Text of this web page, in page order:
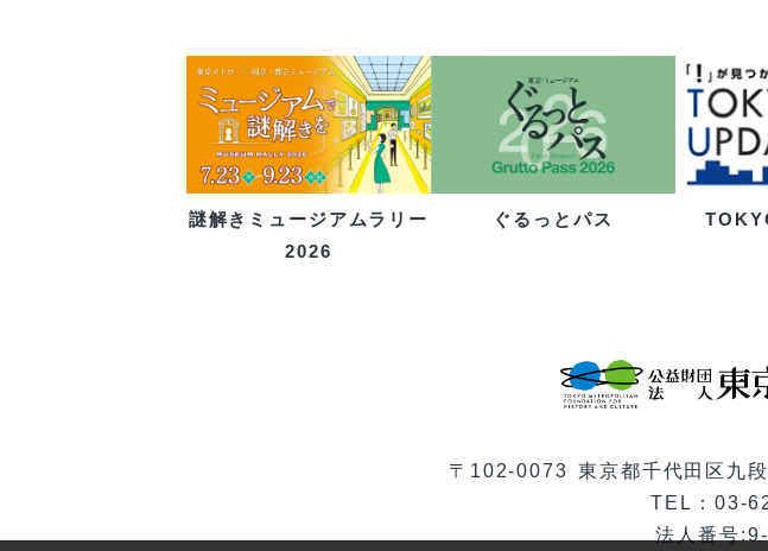
謎解きミュージアムラリー
2026
ぐるっとパス
〒102-0073 東京都千代田区九
TEL：03-
法人番号